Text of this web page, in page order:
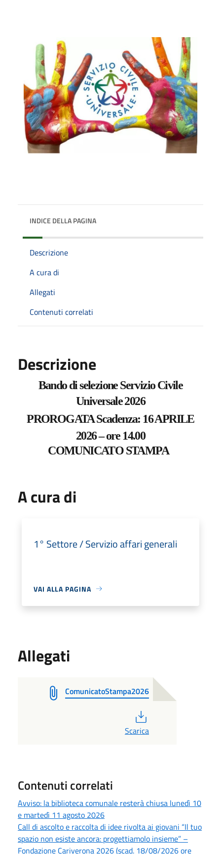
INDICE DELLA PAGINA
Descrizione
A cura di
Allegati
Contenuti correlati
Descrizione
Bando di selezione Servizio Civile
Universale 2026
PROROGATA Scadenza: 16 APRILE
2026 – ore 14.00
COMUNICATO STAMPA
A cura di
1° Settore / Servizio affari generali
VAI ALLA PAGINA
Allegati
ComunicatoStampa2026
Scarica
Contenuti correlati
Avviso: la biblioteca comunale resterà chiusa lunedì 10
e martedì 11 agosto 2026
Call di ascolto e raccolta di idee rivolta ai giovani “Il tuo
spazio non esiste ancora: progettiamolo insieme” –
Fondazione Cariverona 2026 (scad. 18/08/2026 ore